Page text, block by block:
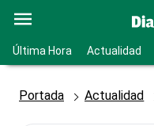
Última Hora Actualidad
Portada Actualidad